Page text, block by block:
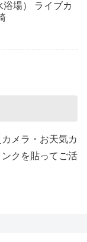
場） ライブカ
メラ・お天気カ
クを貼ってご活